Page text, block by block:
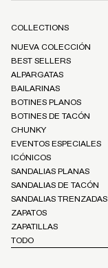
COLLECTIONS
NUEVA COLECCIÓN
BEST SELLERS
ALPARGATAS
BAILARINAS
BOTINES PLANOS
BOTINES DE TACÓN
CHUNKY
EVENTOS ESPECIALES
ICÓNICOS
SANDALIAS PLANAS
SANDALIAS DE TACÓN
SANDALIAS TRENZADAS
ZAPATOS
ZAPATILLAS
TODO